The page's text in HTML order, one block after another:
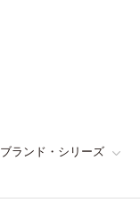
ブランド・シリーズ